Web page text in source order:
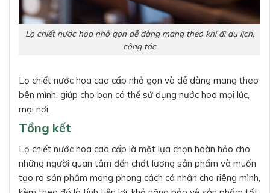
Lọ chiết nước hoa nhỏ gọn dễ dàng mang theo khi đi du lịch,
công tác
Lọ chiết nước hoa cao cấp nhỏ gọn và dễ dàng mang theo
bên mình, giúp cho bạn có thể sử dụng nước hoa mọi lúc,
mọi nơi.
Tổng kết
Lọ chiết nước hoa cao cấp là một lựa chọn hoàn hảo cho
những người quan tâm đến chất lượng sản phẩm và muốn
tạo ra sản phẩm mang phong cách cá nhân cho riêng mình,